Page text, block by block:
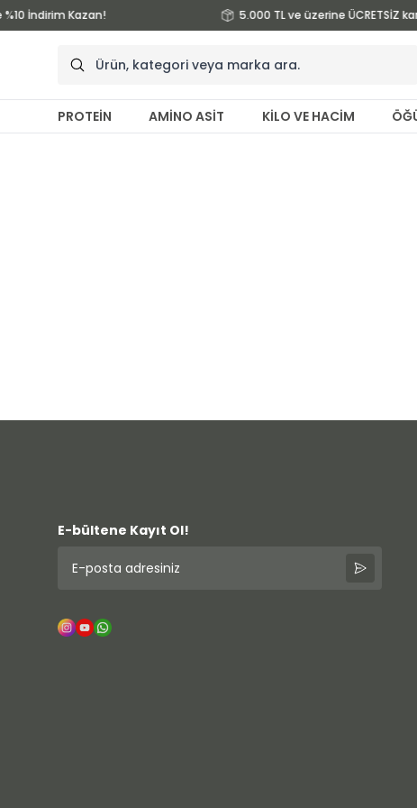
İndirim Kazan! 5.000 TL ve üzerine ÜCRETSİZ
PROTEİN AMİNO ASİT KİLO VE HACİM
E-bültene Kayıt Ol!